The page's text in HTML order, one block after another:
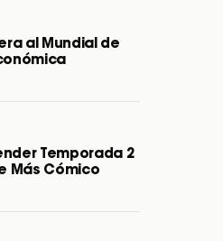
al Mundial de
Temporada 2
Más Cómico